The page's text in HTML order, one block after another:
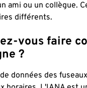
ami ou un collègue.
différents.
vous faire
?
données des